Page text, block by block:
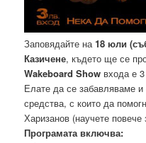
Заповядайте на18 юли
Казичене, където ще се
Wakeboard Show входа е
Елате да се забавляваме
средства, с които да
Харизанов (научете
Програмата включва: